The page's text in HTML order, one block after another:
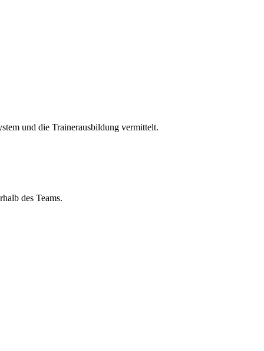
und die Trainerausbildung vermittelt.
des Teams.